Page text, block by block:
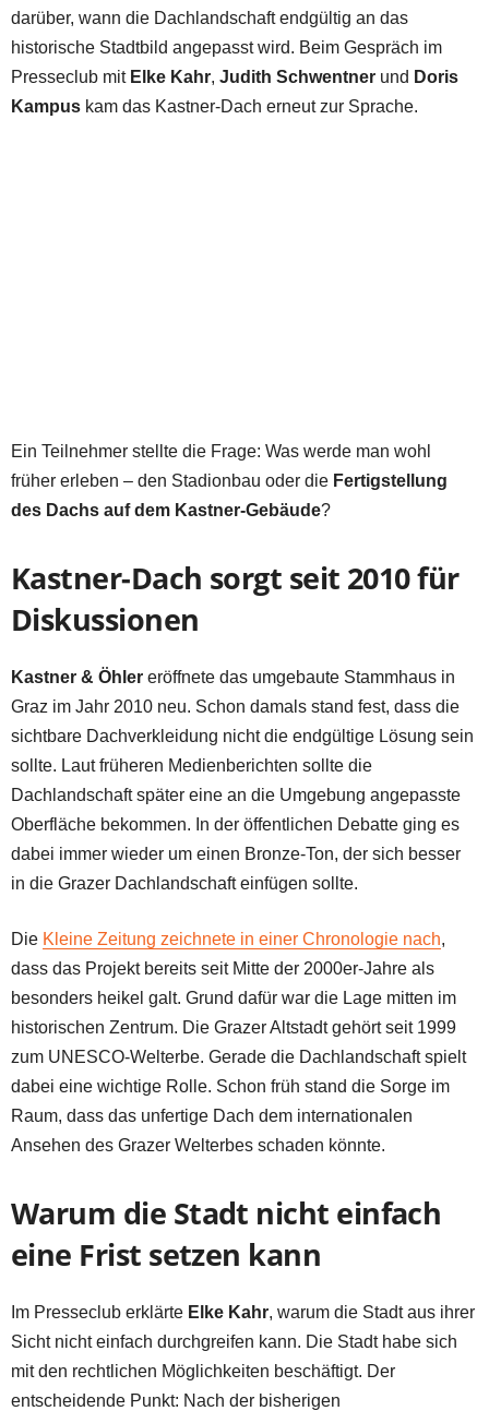
darüber, wann die Dachlandschaft endgültig an das
historische Stadtbild angepasst wird. Beim Gespräch im
Presseclub mit Elke Kahr, Judith Schwentner und Doris
Kampus kam das Kastner-Dach erneut zur Sprache.
Ein Teilnehmer stellte die Frage: Was werde man wohl
früher erleben – den Stadionbau oder die Fertigstellung
des Dachs auf dem Kastner-Gebäude?
Kastner-Dach sorgt seit 2010 für
Diskussionen
Kastner & Öhler eröffnete das umgebaute Stammhaus in
Graz im Jahr 2010 neu. Schon damals stand fest, dass die
sichtbare Dachverkleidung nicht die endgültige Lösung sein
sollte. Laut früheren Medienberichten sollte die
Dachlandschaft später eine an die Umgebung angepasste
Oberfläche bekommen. In der öffentlichen Debatte ging es
dabei immer wieder um einen Bronze-Ton, der sich besser
in die Grazer Dachlandschaft einfügen sollte.
Die Kleine Zeitung zeichnete in einer Chronologie nach,
dass das Projekt bereits seit Mitte der 2000er-Jahre als
besonders heikel galt. Grund dafür war die Lage mitten im
historischen Zentrum. Die Grazer Altstadt gehört seit 1999
zum UNESCO-Welterbe. Gerade die Dachlandschaft spielt
dabei eine wichtige Rolle. Schon früh stand die Sorge im
Raum, dass das unfertige Dach dem internationalen
Ansehen des Grazer Welterbes schaden könnte.
Warum die Stadt nicht einfach
eine Frist setzen kann
Im Presseclub erklärte Elke Kahr, warum die Stadt aus ihrer
Sicht nicht einfach durchgreifen kann. Die Stadt habe sich
mit den rechtlichen Möglichkeiten beschäftigt. Der
entscheidende Punkt: Nach der bisherigen